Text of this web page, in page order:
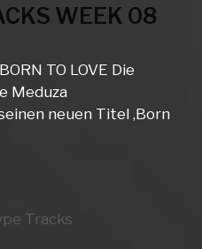
WEEK 08
TO LOVE Die
Meduza
neuen Titel ‚Born
Tracks